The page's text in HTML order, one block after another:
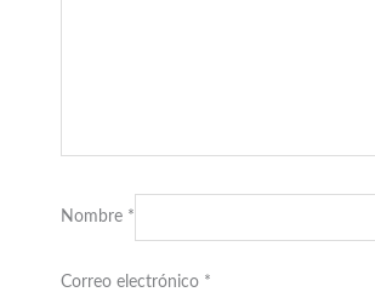
Nombre *
Correo electrónico *